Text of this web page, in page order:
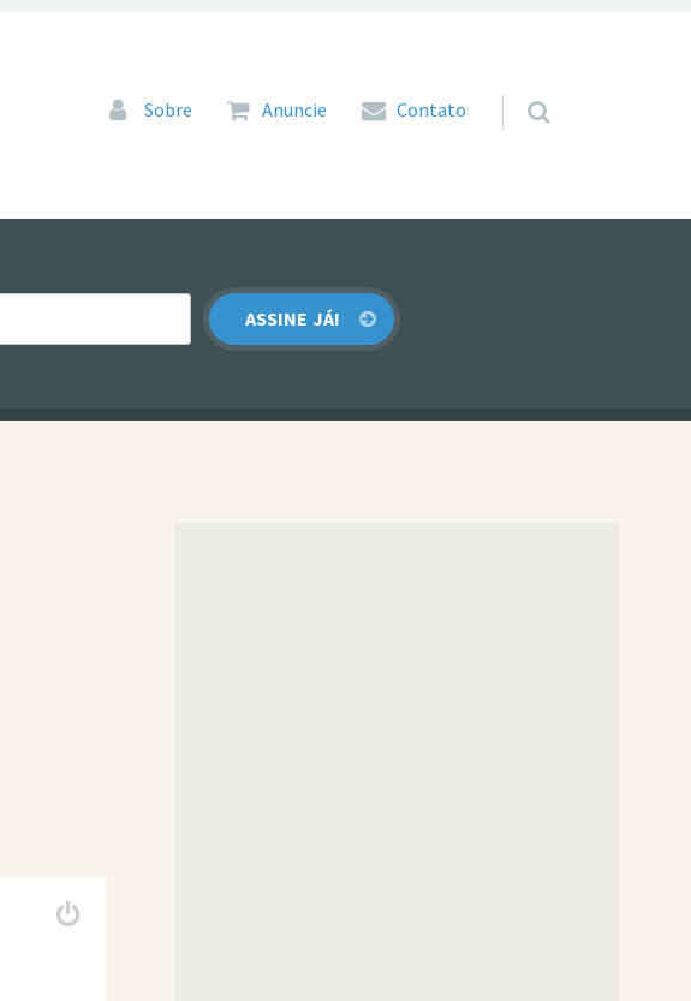
Pular para o conteúdo
Sobre Anuncie Contato